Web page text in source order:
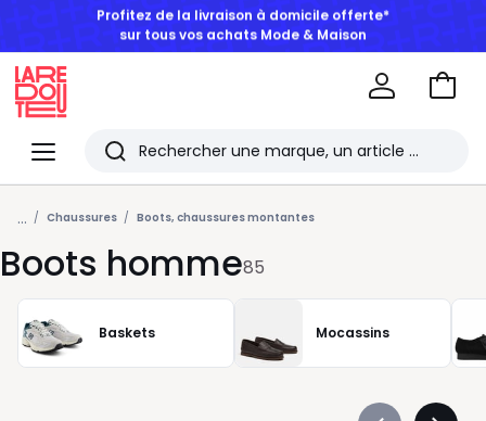
BONS PLANS | Jusqu'à -50% dès 2 articles*
Menu
Redoute
Rechercher
Les
derniers
articles
consultés
Aller
... Chaussures Boots, chaussures montantes
Boots homme85
Baskets Mocassins